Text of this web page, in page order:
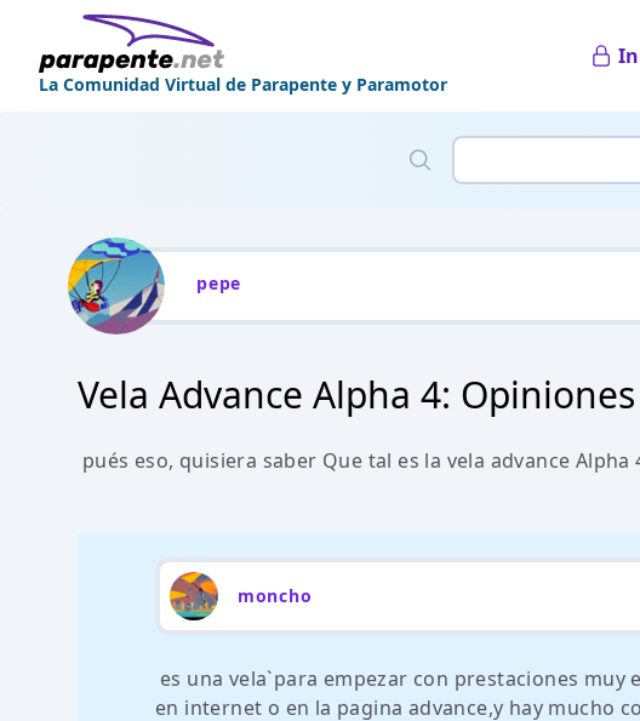
La Comunidad Virtual de Parapente y Paramotor
pepe
Vela Advance Alpha 4:
pués eso, quisiera saber Que tal es la vela advance Alpha
moncho
es una vela`para empezar con prestaciones muy
en internet o en la pagina advance,y hay mucho